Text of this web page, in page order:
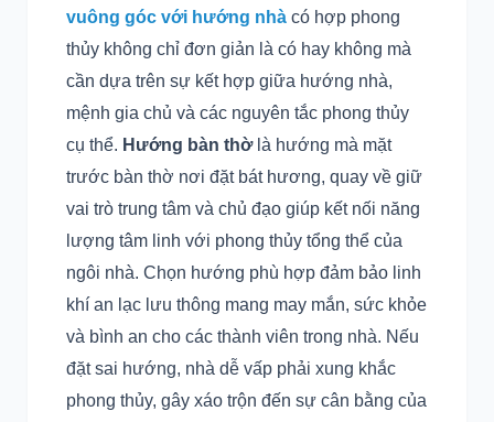
vuông góc với hướng nhà có hợp phong
thủy không chỉ đơn giản là có hay không mà
cần dựa trên sự kết hợp giữa hướng nhà,
mệnh gia chủ và các nguyên tắc phong thủy
cụ thể. Hướng bàn thờlà hướng mà mặt
trước bàn thờ nơi đặt bát hương, quay về giữ
vai trò trung tâm và chủ đạo giúp kết nối năng
lượng tâm linh với phong thủy tổng thể của
ngôi nhà. Chọn hướng phù hợp đảm bảo linh
khí an lạc lưu thông mang may mắn, sức khỏe
và bình an cho các thành viên trong nhà. Nếu
đặt sai hướng, nhà dễ vấp phải xung khắc
phong thủy, gây xáo trộn đến sự cân bằng của